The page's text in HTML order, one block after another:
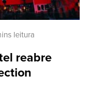
leitura
reabre